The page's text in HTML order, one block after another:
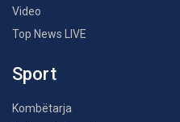
Video
Top News LIVE
Sport
Kombëtarja